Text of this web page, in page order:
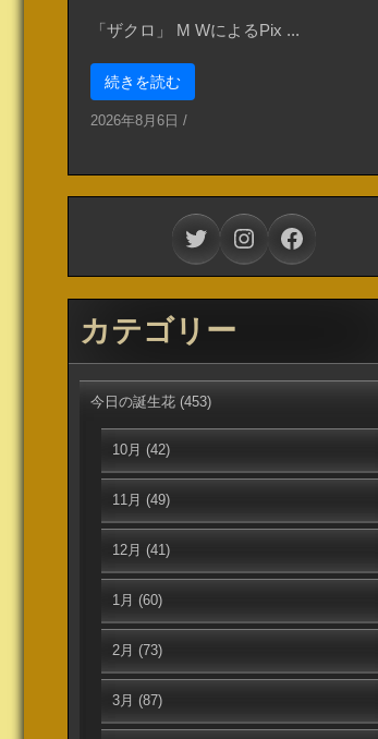
「ザクロ」 M WによるPix ...
続きを読む
2026年8月6日 /
TwitterInstagramFacebook
カテゴリー
今日の誕生花 (453)
10月 (42)
11月 (49)
12月 (41)
1月 (60)
2月 (73)
3月 (87)